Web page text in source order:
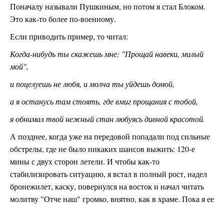
Поначалу называли Пушкиным, но потом я стал Блоком.
Это как-то более по-военному.
Если приводить пример, то читал:
Когда-нибудь ты скажешь мне: "Прощай навеки, милый
мой",
и поцелуешь не любя, и молча ты уйдешь домой,
а я останусь там стоять, где вмиг прощания с тобой,
я обнимал твой нежный стан любуясь дивной красотой.
А позднее, когда уже на передовой попадали под сильные
обстрелы, где не было никаких шансов выжить: 120-е
мины с двух сторон летели. И чтобы как-то
стабилизировать ситуацию, я встал в полный рост, надел
бронежилет, каску, повернулся на восток и начал читать
молитву "Отче наш" громко, внятно, как в храме. Пока я ее